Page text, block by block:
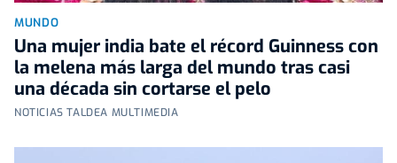
MUNDO
Una mujer india bate el récord Guinness con
la melena más larga del mundo tras casi
una década sin cortarse el pelo
NOTICIAS TALDEA MULTIMEDIA